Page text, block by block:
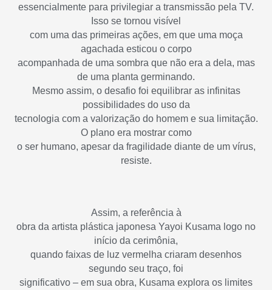
essencialmente para privilegiar a transmissão pela TV.
Isso se tornou visível
com uma das primeiras ações, em que uma moça
agachada esticou o corpo
acompanhada de uma sombra que não era a dela, mas
de uma planta germinando.
Mesmo assim, o desafio foi equilibrar as infinitas
possibilidades do uso da
tecnologia com a valorização do homem e sua limitação.
O plano era mostrar como
o ser humano, apesar da fragilidade diante de um vírus,
resiste.
Assim, a referência à
obra da artista plástica japonesa Yayoi Kusama logo no
início da cerimônia,
quando faixas de luz vermelha criaram desenhos
segundo seu traço, foi
significativo – em sua obra, Kusama explora os limites